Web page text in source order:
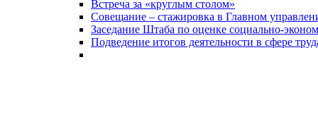
Встреча за «круглым столом»
Совещание – стажировка в Главном
Заседание Штаба по оценке социально-
Подведение итогов деятельности в сфере